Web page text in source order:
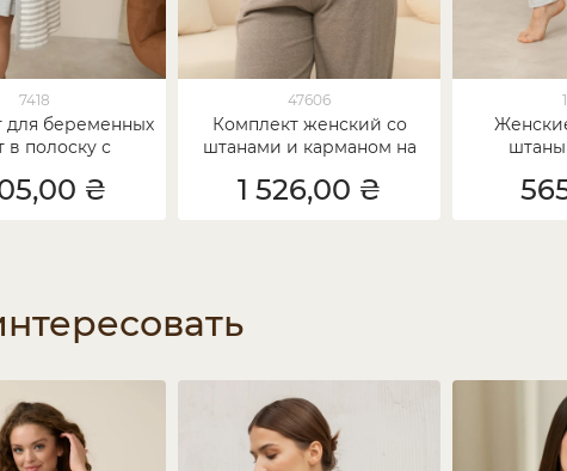
7418
для беременных
в полоску с
₴
47606
Комплект женский со
штанами и карманом на
рубчик
1 526,00 ₴